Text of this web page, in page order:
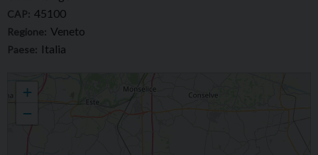
CAP: 45100
Regione: Veneto
Paese: Italia
Cardinale. La collezione Silvestri”
+
−